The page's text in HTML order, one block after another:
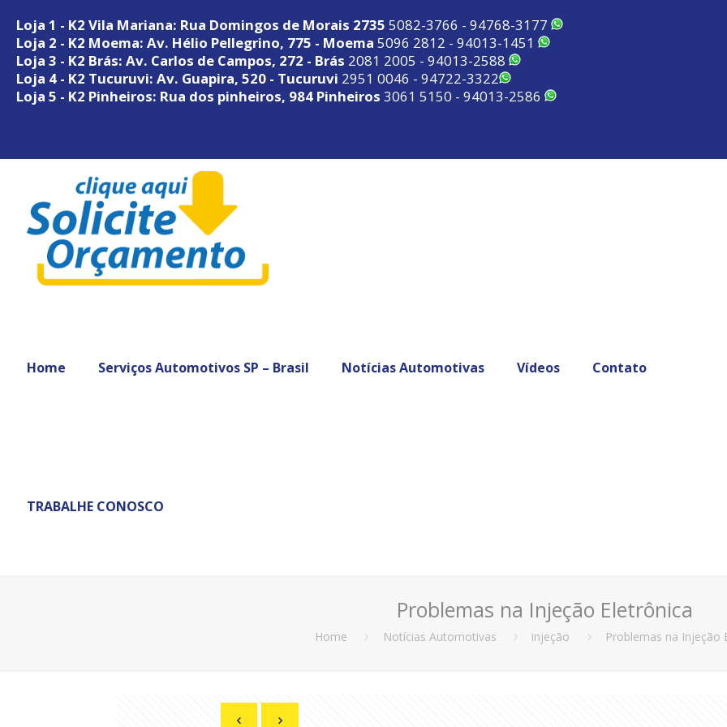
Loja 1 - K2 Vila Mariana: Rua Domingos de Morais 2735 5082-3766 - 94768-3177
Loja 2 - K2 Moema: Av. Hélio Pellegrino, 775 - Moema 5096 2812 - 94013-1451
Loja 3 - K2 Brás: Av. Carlos de Campos, 272 - Brás 2081 2005 - 94013-2588
Loja 4 - K2 Tucuruvi: Av. Guapira, 520 - Tucuruvi 2951 0046 - 94722-3322
Loja 5 - K2 Pinheiros: Rua dos pinheiros, 984 Pinheiros 3061 5150 - 94013-2586
Home Serviços Automotivos SP – Brasil Notícias Automotivas Vídeos Contato
TRABALHE CONOSCO
Problemas na Injeção Eletrônica
Home Notícias Automotivas injeção Problemas na Injeção